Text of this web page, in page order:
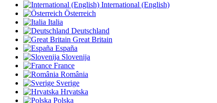
International (English)
Österreich
Italia
Deutschland
Great Britain
España
Slovenija
France
România
Sverige
Hrvatska
Polska